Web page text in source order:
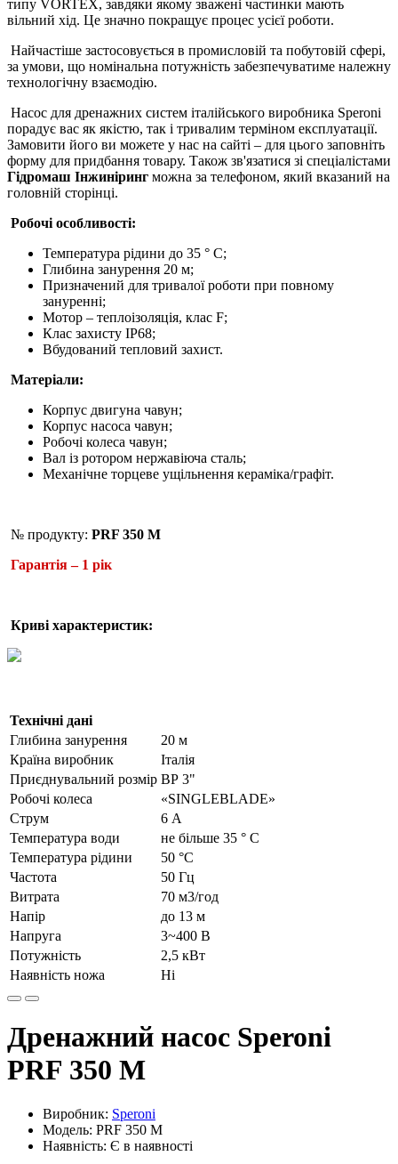
типу VORTEX, завдяки якому зважені частинки мають
вільний хід. Це значно покращує процес усієї роботи.
Найчастіше застосовується в промисловій та побутовій сфері,
за умови, що номінальна потужність забезпечуватиме належну
технологічну взаємодію.
Насос для дренажних систем італійського виробника Speroni
порадує вас як якістю, так і тривалим терміном експлуатації.
Замовити його ви можете у нас на сайті – для цього заповніть
форму для придбання товару. Також зв'язатися зі спеціалістами
Гідромаш Інжиніринг можна за телефоном, який вказаний на
головній сторінці.
Робочі особливості:
Температура рідини до 35 ° С;
Глибина занурення 20 м;
Призначений для тривалої роботи при повному
зануренні;
Мотор – теплоізоляція, клас F;
Клас захисту IP68;
Вбудований тепловий захист.
Матеріали:
Корпус двигуна чавун;
Корпус насоса чавун;
Робочі колеса чавун;
Вал із ротором нержавіюча сталь;
Механічне торцеве ущільнення кераміка/графіт.
№ продукту: PRF 350 M
Гарантія – 1 рік
Криві характеристик:
Технічні дані
Глибина занурення
20 м
Країна виробник
Італія
Приєднувальний розмір ВР 3"
Робочі колеса
«SINGLEBLADE»
Струм
6 А
Температура води
не більше 35 ° С
Температура рідини
50 °C
Частота
50 Гц
Витрата
70 м3/год
Напір
до 13 м
Напруга
3~400 В
Потужність
2,5 кВт
Наявність ножа
Ні
Дренажний насос Speroni
PRF 350 M
Виробник: Speroni
Модель: PRF 350 M
Наявність: Є в наявності